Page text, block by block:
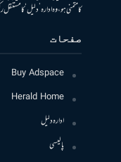
کا متمنی ہو، وہ ادارہ ’دلیل‘ کا
صفحات
Buy Adspace
Herald Home
ادارہ دلیل
پالیسی